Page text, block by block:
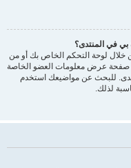
بي في المنتدى؟
لوحة التحكم الخاص بك أو من
عرض معلومات العضو الخاصة
للبحث عن مواضيعك استخدم
لذلك.